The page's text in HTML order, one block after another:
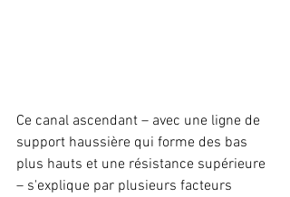
Ce canal ascendant – avec une ligne de
support haussière qui forme des bas
plus hauts et une résistance supérieure
– s'explique par plusieurs facteurs